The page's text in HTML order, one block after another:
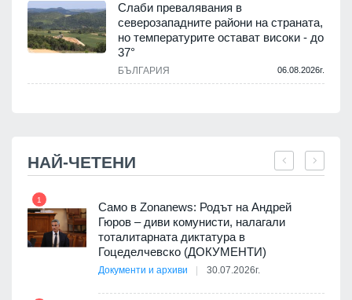
Слаби превалявания в
северозападните райони на страната,
но температурите остават високи - до
37°
БЪЛГАРИЯ 06.08.2026г.
НАЙ-ЧЕТЕНИ
1
Само в Zonanews: Родът на Андрей
Гюров – диви комунисти, налагали
тоталитарната диктатура в
Гоцеделчевско (ДОКУМЕНТИ)
Документи и архиви 30.07.2026г.